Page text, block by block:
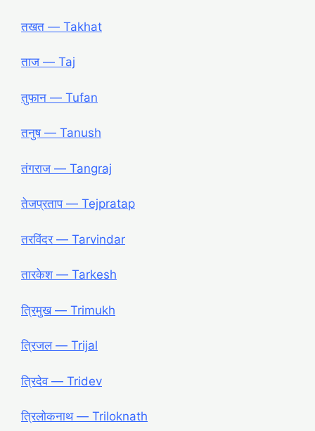
तखत ― Takhat
ताज ― Taj
तुफान ― Tufan
तनुष ― Tanush
तंगराज ― Tangraj
तेजप्रताप ― Tejpratap
तरविंदर ― Tarvindar
तारकेश ― Tarkesh
त्रिमुख ― Trimukh
त्रिजल ― Trijal
त्रिदेव ― Tridev
त्रिलोकनाथ ― Triloknath